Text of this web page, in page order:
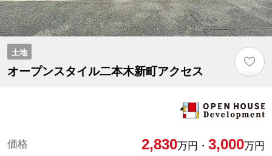
土地
オープンスタイル二本木新町アクセス
♡
価格 2,830万円 ・ 3,000万円